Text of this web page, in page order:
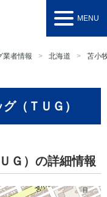
MENU
業者情報 北海道 苫小
（ＴＵＧ）
Ｇ）の詳細情報